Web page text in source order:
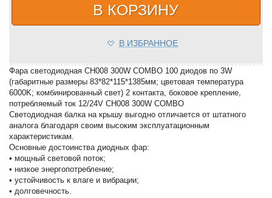
В КОРЗИНУ
В ИЗБРАННОЕ
Фара светодиодная CH008 300W COMBO 100 диодов по 3W
(габаритные размеры 83*82*115*1385мм; цветовая температура
6000K; комбинированный свет) 2 контакта, боковое крепление,
потребляемый ток 12/24V CH008 300W COMBO
Светодиодная балка на крышу выгодно отличается от штатного
аналога благодаря своим высоким эксплуатационным
характеристикам.
Основные достоинства диодных фар:
• мощный световой поток;
• низкое энергопотребление;
• устойчивость к влаге и вибрации;
• долговечность.